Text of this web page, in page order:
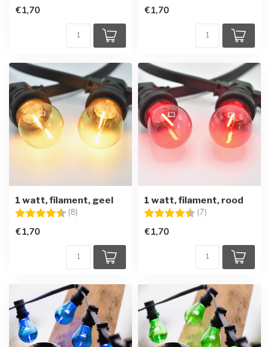
€1,70 €1,70
1 watt, filament, geel
Beoordeling: (8)
€1,70
1 watt, filament, rood
Beoordeling: (7)
€1,70